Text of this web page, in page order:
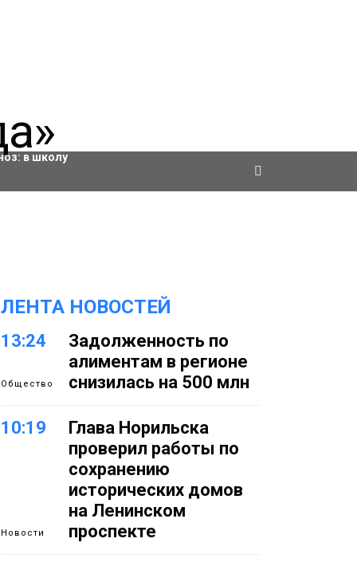
в школу
ЛЕНТА НОВОСТЕЙ
13:24
Общество
Задолженность по
алиментам в регионе
снизилась на 500 млн
10:19
Новости
Глава Норильска
проверил работы по
сохранению
исторических домов
на Ленинском
проспекте